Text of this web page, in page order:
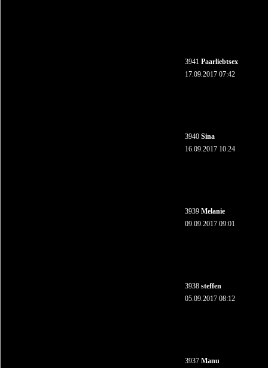
3941 Paarliebtsex
17.09.2017 07:42
3940 Sina
16.09.2017 10:24
3939 Melanie
09.09.2017 09:01
3938 steffen
05.09.2017 08:12
3937 Manu